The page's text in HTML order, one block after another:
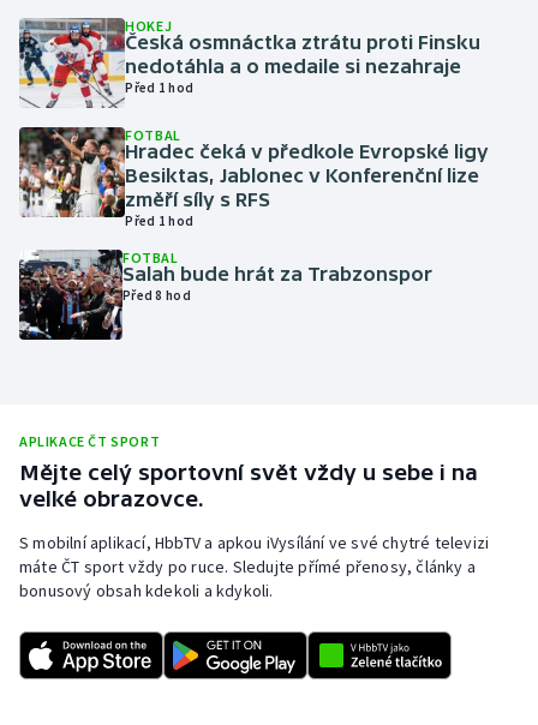
Lezení
Lyže a snowboard
Moderní pětiboj
Motorsport
Olympijské hry
Parasport
Ragby
Rychlobruslení
Rychlostní kanoistika
Short track
HOKEJ
Česká osmnáctka ztrátu proti Finsku
nedotáhla a o medaile si nezahraje
Před 1 hod
FOTBAL
Hradec čeká v předkole Evropské ligy
Besiktas, Jablonec v Konferenční lize
změří síly s RFS
Před 1 hod
FOTBAL
Salah bude hrát za Trabzonspor
Před 8 hod
APLIKACE ČT SPORT
Mějte celý sportovní svět vždy u sebe i na
velké obrazovce.
S mobilní aplikací, HbbTV a apkou iVysílání ve své chytré televizi
máte ČT sport vždy po ruce. Sledujte přímé přenosy, články a
bonusový obsah kdekoli a kdykoli.